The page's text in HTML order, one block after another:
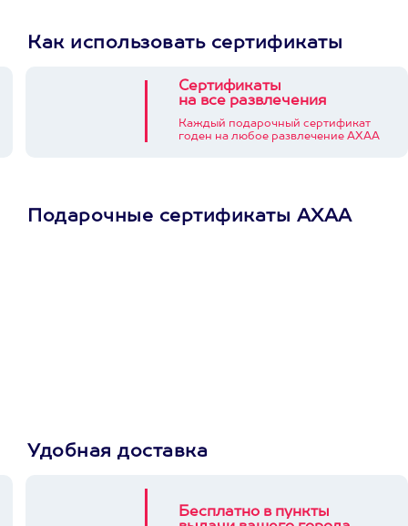
Как использовать сертификаты
Сертификаты
на все развлечения
Каждый подарочный сертификат
годен на любое развлечение АХАА
Подарочные сертификаты АХАА
Удобная доставка
Бесплатно в пункты